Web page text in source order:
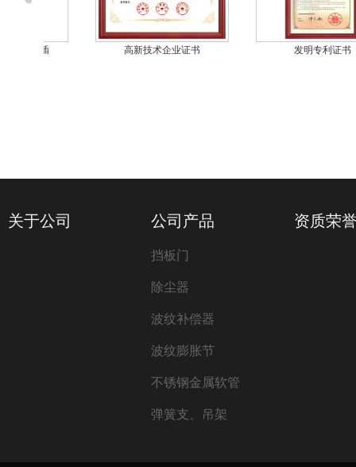
下烟道插 高新技术企业证书 发明专利证书
关于公司 公司产品
挡板门
除尘器
波纹补偿器
波纹膨胀节
不锈钢金属软管
弹簧支、吊架
资质荣